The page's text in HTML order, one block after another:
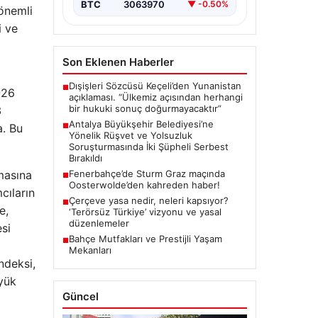
ve
Bu
BTC 3063970 ▼ -0.50%
Son Eklenen Haberler
■Dışişleri Sözcüsü Keçeli’den Yunanistan
açıklaması. “Ülkemiz açısından herhangi
bir hukuki sonuç doğurmayacaktır”
■Antalya Büyükşehir Belediyesi’ne
Yönelik Rüşvet ve Yolsuzluk
Soruşturmasında İki Şüpheli Serbest
Bırakıldı
■Fenerbahçe’de Sturm Graz maçında
Oosterwolde’den kahreden haber!
■Çerçeve yasa nedir, neleri kapsıyor?
‘Terörsüz Türkiye’ vizyonu ve yasal
düzenlemeler
■Bahçe Mutfakları ve Prestijli Yaşam
Mekanları
Güncel